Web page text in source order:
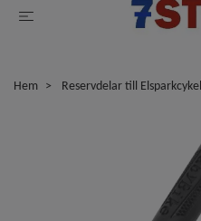
Hem Reservdelar till Elsparkcykel